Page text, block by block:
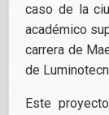
caso de la
académico
carrera de
de
Este